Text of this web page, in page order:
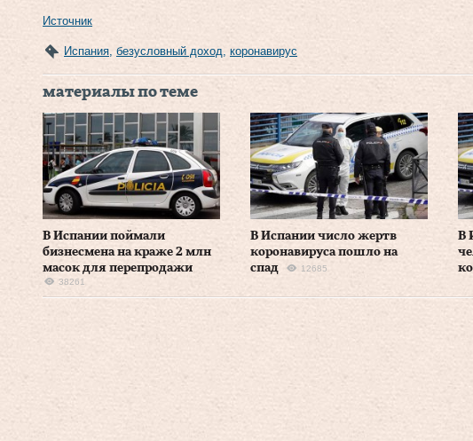
Источник
Испания безусловный доход коронавирус
материалы по теме
В Испании поймали
бизнесмена на краже 2 млн
масок для перепродажи
38261
В Испании число жертв
коронавируса пошло на
спад
12685
В